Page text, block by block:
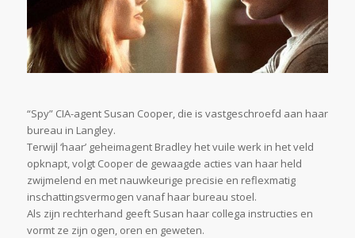
“Spy” CIA-agent Susan Cooper, die is vastgeschroefd aan haar
bureau in Langley.
Terwijl ‘haar’ geheimagent Bradley het vuile werk in het veld
opknapt, volgt Cooper de gewaagde acties van haar held
zwijmelend en met nauwkeurige precisie en reflexmatig
inschattingsvermogen vanaf haar bureau stoel.
Als zijn rechterhand geeft Susan haar collega instructies en
vormt ze zijn ogen, oren en geweten.